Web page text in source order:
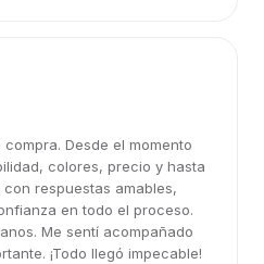
Desde el momento
colores, precio y hasta
respuestas amables,
en todo el proceso.
Me sentí acompañado
¡Todo llegó impecable!